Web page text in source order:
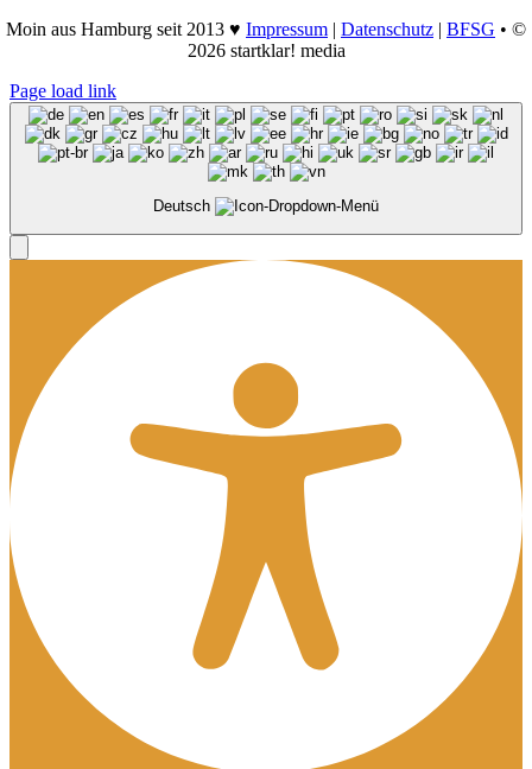
Moin aus Hamburg seit 2013 ♥ Impressum | Datenschutz | BFSG • ©
2026 startklar! media
Page load link
Deutsch